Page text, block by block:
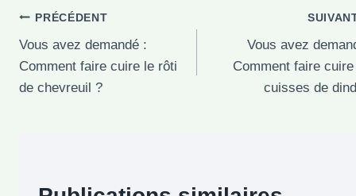
Navigation
de
l’article
PRÉCÉDENT
Vous avez demandé :
Comment faire cuire le rôti
de chevreuil ?
Vous avez
Comment faire
cuisses de